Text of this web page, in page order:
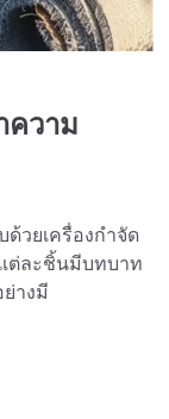
ความ
วยเครื่องกำจัด
ต่ละชิ้นมีบทบาท
างมี